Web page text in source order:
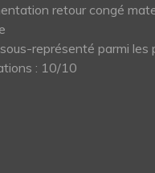
retour congé
représenté parmi les
: 10/10